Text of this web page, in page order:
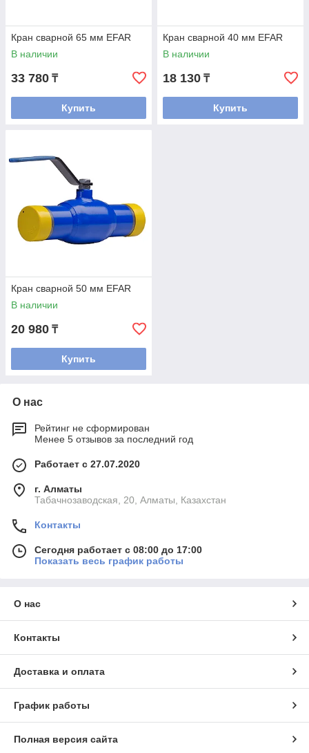
Кран сварной 65 мм EFAR
В наличии
33 780 ₸
Купить
Кран сварной 40 мм EFAR
В наличии
18 130 ₸
Купить
Кран сварной 50 мм EFAR
В наличии
20 980 ₸
Купить
О нас
Рейтинг не сформирован
Менее 5 отзывов за последний год
Работает с 27.07.2020
г. Алматы
Табачнозаводская, 20, Алматы, Казахстан
Контакты
Сегодня работает с 08:00 до 17:00
Показать весь график работы
О нас
Контакты
Доставка и оплата
График работы
Полная версия сайта